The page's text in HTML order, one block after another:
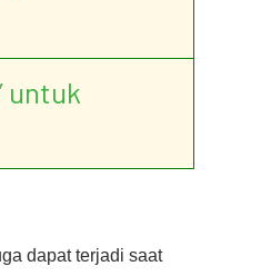
’ untuk
dapat terjadi saat